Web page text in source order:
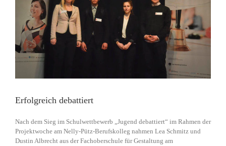
Erfolgreich debattiert
Nach dem Sieg im Schulwettbewerb „Jugend debattiert“ im Rahmen der
Projektwoche am Nelly-Pütz-Berufskolleg nahmen Lea Schmitz und
Dustin Albrecht aus der Fachoberschule für Gestaltung am